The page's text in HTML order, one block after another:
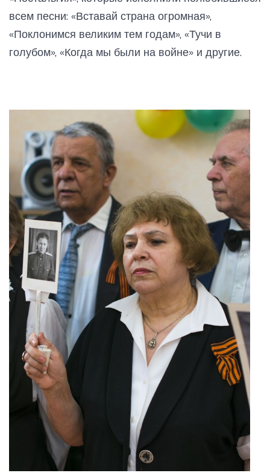
всем песни: «Вставай страна огромная»,
«Поклонимся великим тем годам», «Тучи в
голубом», «Когда мы были на войне» и другие.